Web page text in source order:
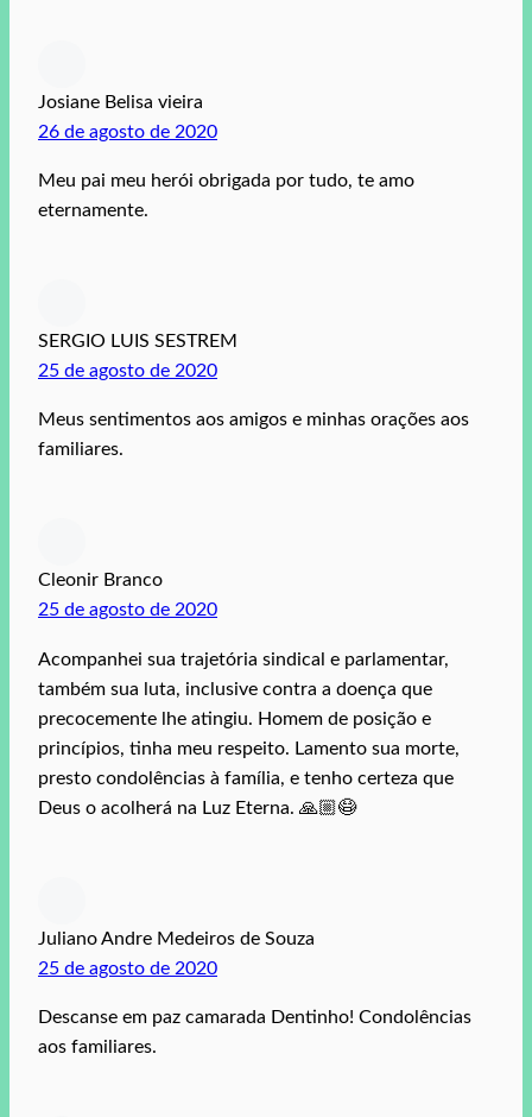
Josiane Belisa vieira
26 de agosto de 2020
Meu pai meu herói obrigada por tudo, te amo
eternamente.
SERGIO LUIS SESTREM
25 de agosto de 2020
Meus sentimentos aos amigos e minhas orações aos
familiares.
Cleonir Branco
25 de agosto de 2020
Acompanhei sua trajetória sindical e parlamentar,
também sua luta, inclusive contra a doença que
precocemente lhe atingiu. Homem de posição e
princípios, tinha meu respeito. Lamento sua morte,
presto condolências à família, e tenho certeza que
Deus o acolherá na Luz Eterna. 🙏🏼😷
Juliano Andre Medeiros de Souza
25 de agosto de 2020
Descanse em paz camarada Dentinho! Condolências
aos familiares.